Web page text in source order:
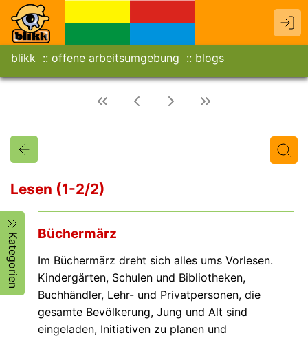
blikk offene arbeitsumgebung blogs
Lesen (1-2/2)
Kategorien Büchermärz
Im Büchermärz dreht sich alles ums Vorlesen.
Kindergärten, Schulen und Bibliotheken,
Buchhändler, Lehr- und Privatpersonen, die
gesamte Bevölkerung, Jung und Alt sind
eingeladen, Initiativen zu planen und